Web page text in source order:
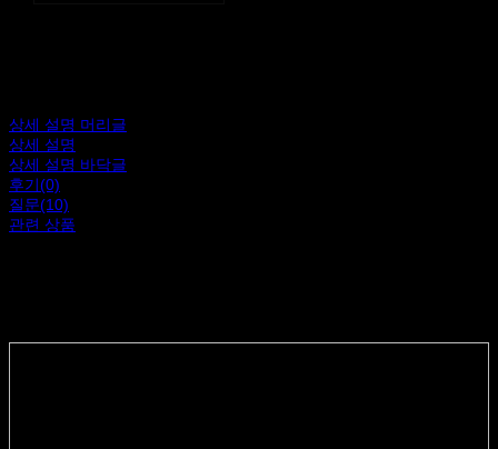
상세 설명 머리글
상세 설명
상세 설명 바닥글
후기(0)
질문(10)
관련 상품